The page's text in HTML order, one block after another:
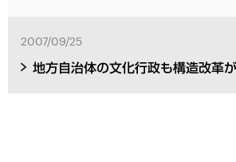
2007/09/25
地方自治体の文化行政も構造改革